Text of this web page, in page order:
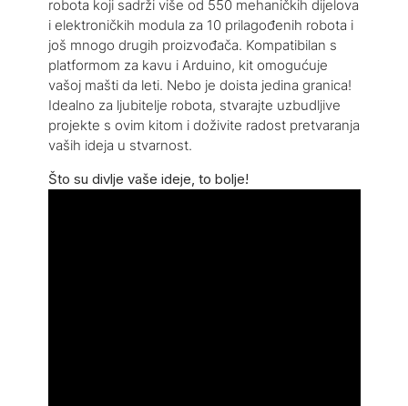
robota koji sadrži više od 550 mehaničkih dijelova
i elektroničkih modula za 10 prilagođenih robota i
još mnogo drugih proizvođača. Kompatibilan s
platformom za kavu i Arduino, kit omogućuje
vašoj mašti da leti. Nebo je doista jedina granica!
Idealno za ljubitelje robota, stvarajte uzbudljive
projekte s ovim kitom i doživite radost pretvaranja
vaših ideja u stvarnost.
Što su divlje vaše ideje, to bolje!